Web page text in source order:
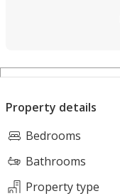
Property details
Bedrooms
Bathrooms
Property type